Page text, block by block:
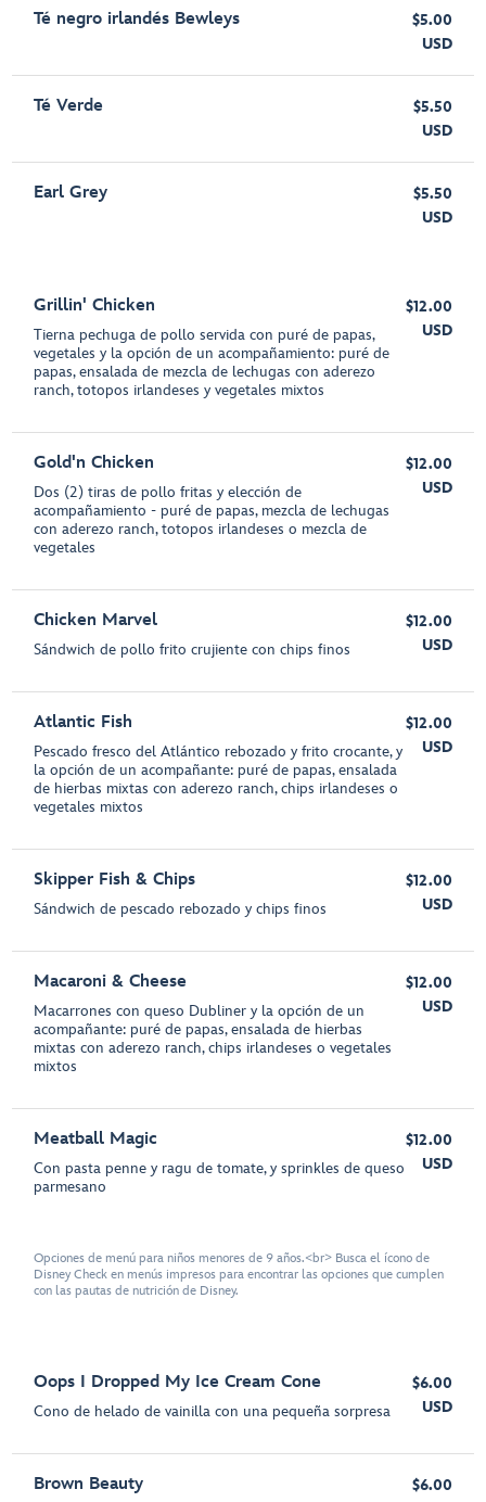
Té negro irlandés Bewleys
$5.00
USD
Té Verde
$5.50
USD
Earl Grey
$5.50
USD
Grillin' Chicken
Tierna pechuga de pollo servida con puré de papas,
vegetales y la opción de un acompañamiento: puré de
papas, ensalada de mezcla de lechugas con aderezo
ranch, totopos irlandeses y vegetales mixtos
$12.00
USD
Gold'n Chicken
Dos (2) tiras de pollo fritas y elección de
acompañamiento - puré de papas, mezcla de lechugas
con aderezo ranch, totopos irlandeses o mezcla de
vegetales
$12.00
USD
Chicken Marvel
Sándwich de pollo frito crujiente con chips finos
$12.00
USD
Atlantic Fish
Pescado fresco del Atlántico rebozado y frito crocante, y
la opción de un acompañante: puré de papas, ensalada
de hierbas mixtas con aderezo ranch, chips irlandeses o
vegetales mixtos
$12.00
USD
Skipper Fish & Chips
Sándwich de pescado rebozado y chips finos
$12.00
USD
Macaroni & Cheese
Macarrones con queso Dubliner y la opción de un
acompañante: puré de papas, ensalada de hierbas
mixtas con aderezo ranch, chips irlandeses o vegetales
mixtos
$12.00
USD
Meatball Magic
Con pasta penne y ragu de tomate, y sprinkles de queso
parmesano
$12.00
USD
Opciones de menú para niños menores de 9 años.<br> Busca el ícono de
Disney Check en menús impresos para encontrar las opciones que cumplen
con las pautas de nutrición de Disney.
Oops I Dropped My Ice Cream Cone
Cono de helado de vainilla con una pequeña sorpresa
$6.00
USD
Brown Beauty
$6.00